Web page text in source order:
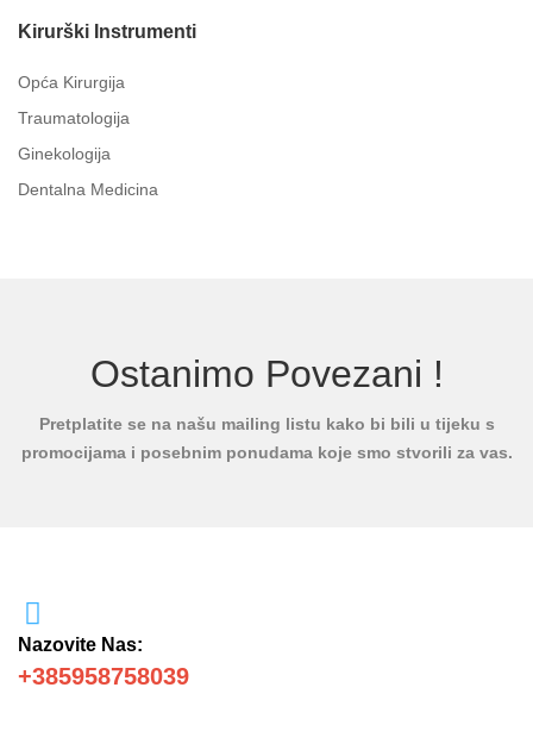
Kirurški Instrumenti
Opća Kirurgija
Traumatologija
Ginekologija
Dentalna Medicina
Ostanimo Povezani !
Pretplatite se na našu mailing listu kako bi bili u tijeku s
promocijama i posebnim ponudama koje smo stvorili za vas.
Nazovite Nas:
+385958758039